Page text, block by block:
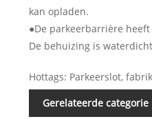
kan opladen.
●De parkeerbarrière
De behuizing is
Hottags: Parkeerslot,
Gerelateerde categorie